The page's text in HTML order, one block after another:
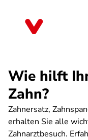
Wie hilft
Zahn?
Zahnersatz,
erhalten Sie alle
Zahnarztbesuch.